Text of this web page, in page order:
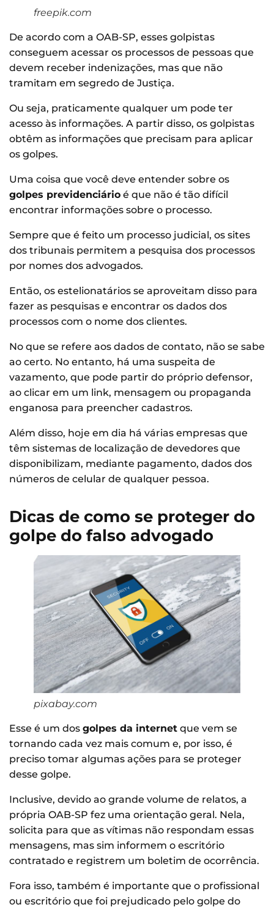
freepik.com
De acordo com a OAB-SP, esses golpistas
conseguem acessar os processos de pessoas que
devem receber indenizações, mas que não
tramitam em segredo de Justiça.
Ou seja, praticamente qualquer um pode ter
acesso às informações. A partir disso, os golpistas
obtêm as informações que precisam para aplicar
os golpes.
Uma coisa que você deve entender sobre os
golpes previdenciário é que não é tão difícil
encontrar informações sobre o processo.
Sempre que é feito um processo judicial, os sites
dos tribunais permitem a pesquisa dos processos
por nomes dos advogados.
Então, os estelionatários se aproveitam disso para
fazer as pesquisas e encontrar os dados dos
processos com o nome dos clientes.
No que se refere aos dados de contato, não se sabe
ao certo. No entanto, há uma suspeita de
vazamento, que pode partir do próprio defensor,
ao clicar em um link, mensagem ou propaganda
enganosa para preencher cadastros.
Além disso, hoje em dia há várias empresas que
têm sistemas de localização de devedores que
disponibilizam, mediante pagamento, dados dos
números de celular de qualquer pessoa.
Dicas de como se proteger do
golpe do falso advogado
pixabay.com
Esse é um dos golpes da internet que vem se
tornando cada vez mais comum e, por isso, é
preciso tomar algumas ações para se proteger
desse golpe.
Inclusive, devido ao grande volume de relatos, a
própria OAB-SP fez uma orientação geral. Nela,
solicita para que as vítimas não respondam essas
mensagens, mas sim informem o escritório
contratado e registrem um boletim de ocorrência.
Fora isso, também é importante que o profissional
ou escritório que foi prejudicado pelo golpe do